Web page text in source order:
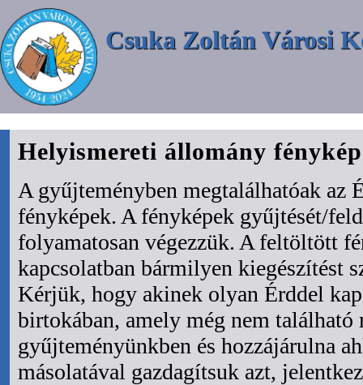
Csuka Zoltán Városi
Helyismereti állomány
A gyűjteményben megtalálhatóak az
fényképek. A fényképek gyűjtését/
folyamatosan végezzük. A feltöltött
kapcsolatban bármilyen kiegészítést
Kérjük, hogy akinek olyan Érddel
birtokában, amely még nem található
gyűjteményünkben és hozzájárulna
másolatával gazdagítsuk azt,